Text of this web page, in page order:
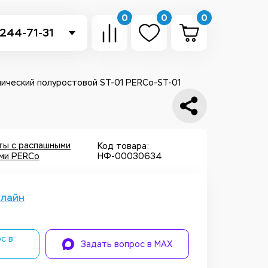
71-31
Telegram
Whatsapp
0 0 0
полуростовой ST-01 PERCo-ST-01
с распашными
PERCo
Код товара:
НФ-00030634
в
Задать вопрос в MAX